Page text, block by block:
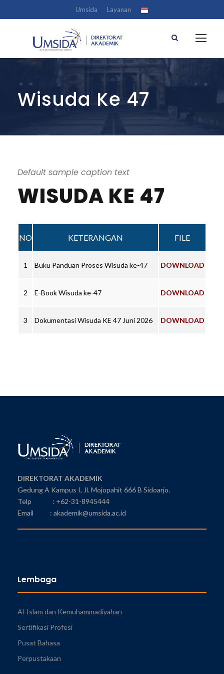
Umsida Layanan
Wisuda Ke 47
Default sample caption text
WISUDA KE 47
NO KETERANGAN FILE
1 Buku Panduan Proses Wisuda ke-47 DOWNLOAD
2 E-Book Wisuda ke-47 DOWNLOAD
3 Dokumentasi Wisuda KE 47 Juni 2026 DOWNLOAD
DIREKTORAT AKADEMIK
Gedung A Kampus I, Jl. Mojopahit 666 B Sidoarjo.
Telp : +62-31-8945444
Email : akademik@umsida.ac.id
Lembaga
Al-Islam dan Kemuhammadiyahan
Sertifikasi Profesi
Pusat Bahasa
Perpustakaan